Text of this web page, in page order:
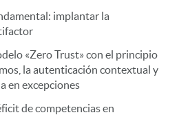
implantar la
«Zero Trust» con el principio
la autenticación contextual y
en excepciones
de competencias en